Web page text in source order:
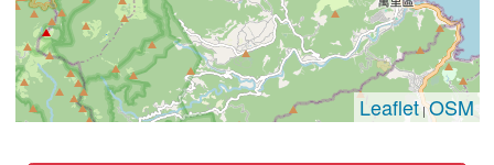
Leaflet|OSM